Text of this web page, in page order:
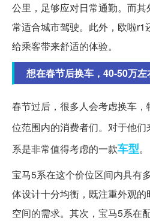
公里，足够应对日常通勤。而
常适合城市驾驶。此外，欧啦r1
给乘客带来舒适的体验。
想在春节后换车，40-50万
春节过后，很多人会考虑换车
位范围内的消费者们。对于他
系是非常值得考虑的一款车型。
宝马5系在这个价位区间内具有
体设计十分均衡，既注重外观
空间的需求。其次，宝马5系在